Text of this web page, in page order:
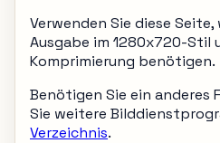
Verwenden Sie diese
Ausgabe im 1280x720-
Komprimierung benötigen.
Benötigen Sie ein anderes
Sie weitere
Verzeichnis.